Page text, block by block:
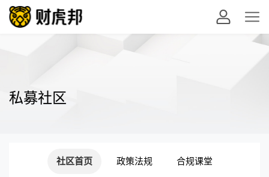
私募社区
社区首页 政策法规 合规课堂